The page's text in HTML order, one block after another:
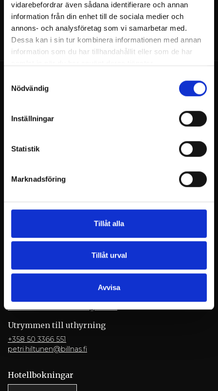
vidarebefordrar även sådana identifierare och annan
information från din enhet till de sociala medier och
annons- och analysföretag som vi samarbetar med.
Dessa kan i sin tur kombinera informationen med annan
information som du har tillhandahållit eller som de har
Nödvändig
Inställningar
Statistik
Marknadsföring
Tillåt alla
Tillåt urval
Avvisa
Ruukintie 8
Konferenser
restaurant@billnas.fi
Leverans- och avbokningsvillkor
Utrymmen till uthyrning
+358 50 3366 551
petri.hiltunen@billnas.fi
Hotellbokningar